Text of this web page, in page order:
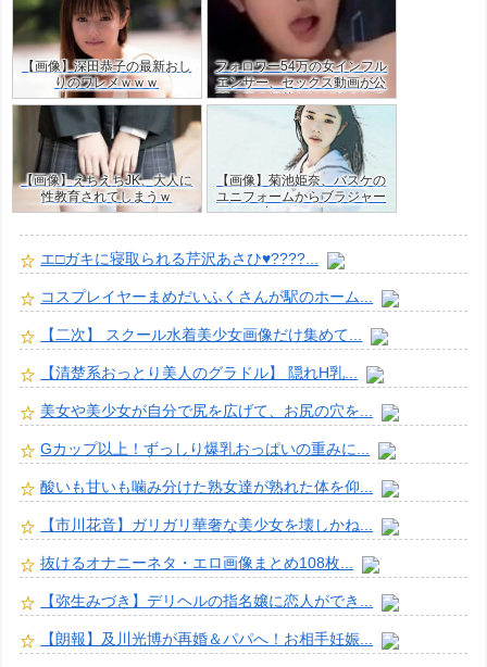
【画像】深田恭子の最新おし
りのワレメｗｗｗ
フォロワー54万の女インフル
エンサー、セックス動画が公
開！目の保養だけど羨ましす
ぎた・・ｗｗ
【画像】えちえちJK、大人に
性教育されてしまうｗ
【画像】菊池姫奈、バスケの
ユニフォームからブラジャー
はみ出すJKグラドルｗ
エ□ガキに寝取られる芹沢あさひ♥️????...
コスプレイヤーまめだいふくさんが駅のホーム...
【二次】 スクール水着美少女画像だけ集めて...
【清楚系おっとり美人のグラドル】 隠れH乳...
美女や美少女が自分で尻を広げて、お尻の穴を...
Gカップ以上！ずっしり爆乳おっぱいの重みに...
酸いも甘いも噛み分けた熟女達が熟れた体を仰...
【市川花音】ガリガリ華奢な美少女を壊しかね...
抜けるオナニーネタ・エロ画像まとめ108枚...
【弥生みづき】デリヘルの指名嬢に恋人ができ...
【朗報】及川光博が再婚＆パパへ！お相手妊娠...